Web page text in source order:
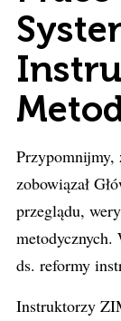
zobowiązał
przeglądu,
metodycznych.
ds. reformy
Instruktorzy